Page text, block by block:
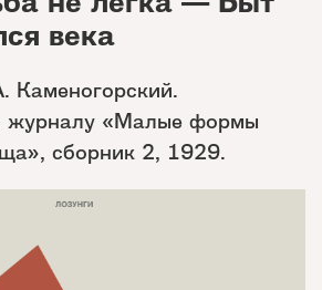
века
Каменогорский.
журналу «Малые формы
сборник 2, 1929.